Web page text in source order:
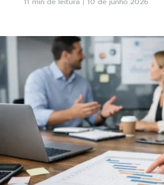
11 min de leitura | 10 de junho 2026